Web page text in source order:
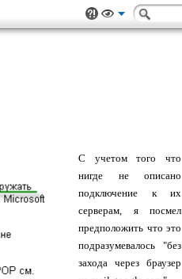
С учетом того что
нигде не описано
подключение к их
серверам, я посмел
предположить что это
подразумевалось "без
захода через браузер